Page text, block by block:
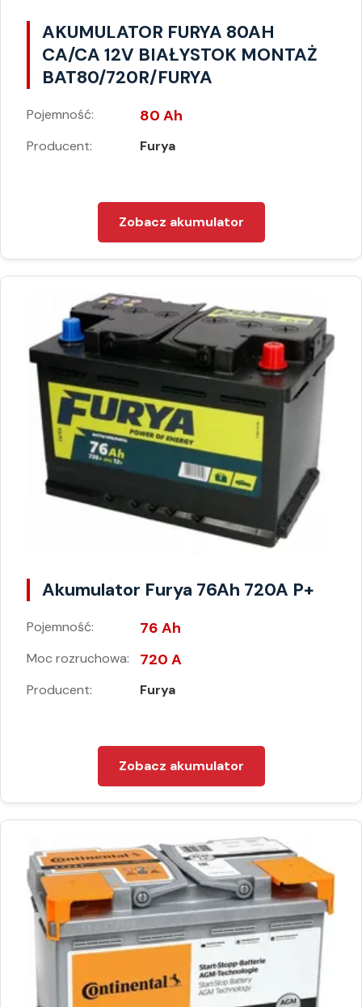
AKUMULATOR FURYA 80AH
CA/CA 12V BIAŁYSTOK MONTAŻ
BAT80/720R/FURYA
Pojemność: 80 Ah
Producent: Furya
Zobacz akumulator
Akumulator Furya 76Ah 720A P+
Pojemność: 76 Ah
Moc rozruchowa: 720 A
Producent: Furya
Zobacz akumulator